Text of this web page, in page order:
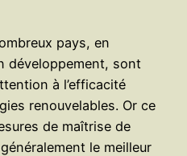
pays, en
développement, sont
à l’efficacité
renouvelables. Or ce
de maîtrise de
le meilleur